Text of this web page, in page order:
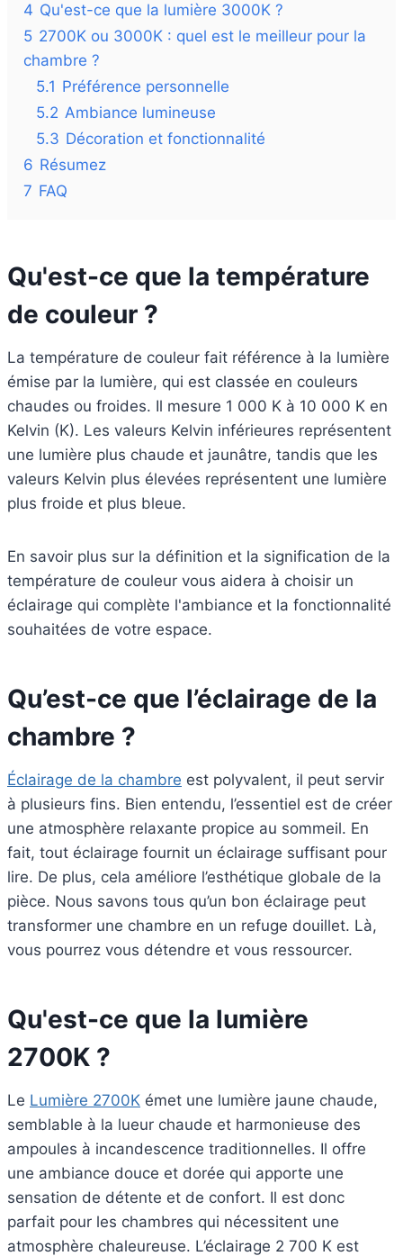
4 Qu'est-ce que la lumière 3000K ?
5 2700K ou 3000K : quel est le meilleur pour la
chambre ?
5.1 Préférence personnelle
5.2 Ambiance lumineuse
5.3 Décoration et fonctionnalité
6 Résumez
7 FAQ
Qu'est-ce que la température
de couleur ?
La température de couleur fait référence à la lumière
émise par la lumière, qui est classée en couleurs
chaudes ou froides. Il mesure 1 000 K à 10 000 K en
Kelvin (K). Les valeurs Kelvin inférieures représentent
une lumière plus chaude et jaunâtre, tandis que les
valeurs Kelvin plus élevées représentent une lumière
plus froide et plus bleue.
En savoir plus sur la définition et la signification de la
température de couleur vous aidera à choisir un
éclairage qui complète l'ambiance et la fonctionnalité
souhaitées de votre espace.
Qu’est-ce que l’éclairage de la
chambre ?
Éclairage de la chambre est polyvalent, il peut servir
à plusieurs fins. Bien entendu, l’essentiel est de créer
une atmosphère relaxante propice au sommeil. En
fait, tout éclairage fournit un éclairage suffisant pour
lire. De plus, cela améliore l’esthétique globale de la
pièce. Nous savons tous qu’un bon éclairage peut
transformer une chambre en un refuge douillet. Là,
vous pourrez vous détendre et vous ressourcer.
Qu'est-ce que la lumière
2700K ?
Le Lumière 2700K émet une lumière jaune chaude,
semblable à la lueur chaude et harmonieuse des
ampoules à incandescence traditionnelles. Il offre
une ambiance douce et dorée qui apporte une
sensation de détente et de confort. Il est donc
parfait pour les chambres qui nécessitent une
atmosphère chaleureuse. L’éclairage 2 700 K est